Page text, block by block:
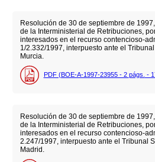
Resolución de 30 de septiembre de
de la Interministerial de Retribuciones,
interesados en el recurso contencioso-
1/2.332/1997, interpuesto ante el
Murcia.
PDF (BOE-A-1997-23955 - 2 págs. -
Resolución de 30 de septiembre de
de la Interministerial de Retribuciones,
interesados en el recurso contencioso-
2.247/1997, interpuesto ante el Tribunal
Madrid.